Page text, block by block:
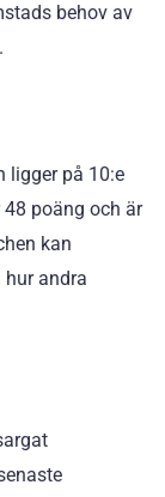
behov av
ligger på 10:e
poäng och är
kan
andra